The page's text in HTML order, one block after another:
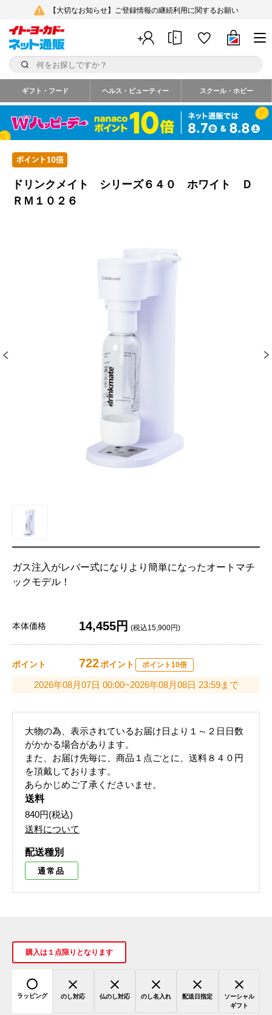
【大切なお知らせ】ご登録情報の継続利用に関するお願い
ギフト・フード ヘルス・ビューティー スクール・ホビー
ドリンクメイト シリーズ６４０ ホワイト Ｄ
ＲＭ１０２６
ガス注入がレバー式になりより簡単になったオートマチ
ックモデル！
本体価格 14,455円 (税込15,900円)
ポイント 722ポイント ポイント10倍
2026年08月07日 00:00~2026年08月08日 23:59まで
大物の為、表示されているお届け日より１～２日日数
がかかる場合があります。
また、お届け先毎に、商品１点ごとに、送料８４０円
を頂戴しております。
あらかじめご了承くださいませ。
送料
840円(税込)
送料について
配送種別
通常品
購入は１点限りとなります
ラッピング のし対応 仏のし対応 のし名入れ 配送日指定
ソーシャル
ギフト